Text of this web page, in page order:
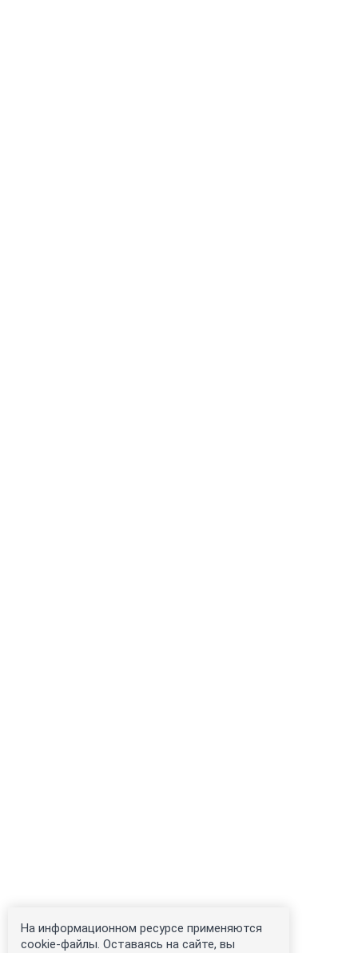
На информационном ресурсе применяются
cookie-файлы. Оставаясь на сайте, вы